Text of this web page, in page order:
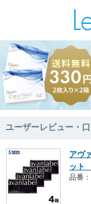
ユーザーレビュー・口
アヴ
ット
品番